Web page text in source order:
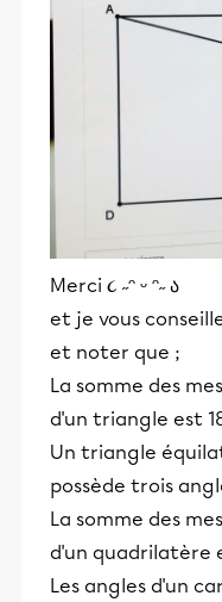
Merci ૮ ˶ᵔ ᵕ ᵔ˶ ა
et je vous
et noter que ;
La somme des
d'un triangle est
Un triangle
possède trois
La somme des
d'un quadrilatère
Les angles d'un